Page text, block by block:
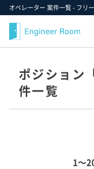
ポジション
件一覧
1〜